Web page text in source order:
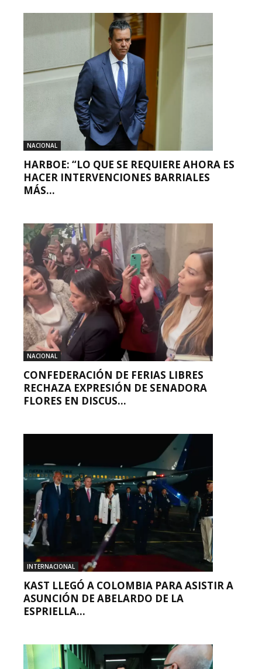
NACIONAL
HARBOE: “LO QUE SE REQUIERE AHORA ES
HACER INTERVENCIONES BARRIALES
MÁS...
NACIONAL
CONFEDERACIÓN DE FERIAS LIBRES
RECHAZA EXPRESIÓN DE SENADORA
FLORES EN DISCUS...
INTERNACIONAL
KAST LLEGÓ A COLOMBIA PARA ASISTIR A
ASUNCIÓN DE ABELARDO DE LA
ESPRIELLA...